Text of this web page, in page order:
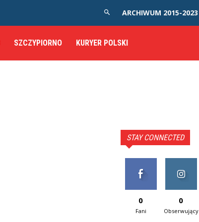
ARCHIWUM 2015-2023
SZCZYPIORNO KURYER POLSKI
STAY CONNECTED
0
Fani
0
Obserwujący